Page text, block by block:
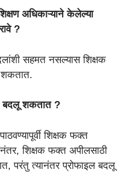
अधिकाऱ्याने केलेल्या
?
सहमत नसल्यास शिक्षक
शकतात.
बदलू शकतात ?
शिक्षक फक्त
शिक्षक फक्त अपीलसाठी
परंतु त्यानंतर प्रोफाइल बदलू